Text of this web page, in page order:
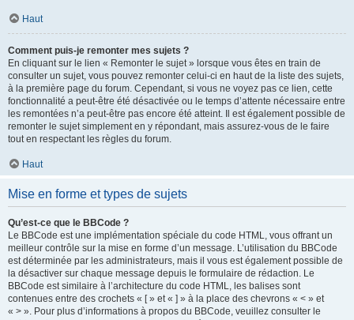
Haut
Comment puis-je remonter mes sujets ?
En cliquant sur le lien « Remonter le sujet » lorsque vous êtes en train de
consulter un sujet, vous pouvez remonter celui-ci en haut de la liste des sujets,
à la première page du forum. Cependant, si vous ne voyez pas ce lien, cette
fonctionnalité a peut-être été désactivée ou le temps d’attente nécessaire entre
les remontées n’a peut-être pas encore été atteint. Il est également possible de
remonter le sujet simplement en y répondant, mais assurez-vous de le faire
tout en respectant les règles du forum.
Haut
Mise en forme et types de sujets
Qu’est-ce que le BBCode ?
Le BBCode est une implémentation spéciale du code HTML, vous offrant un
meilleur contrôle sur la mise en forme d’un message. L’utilisation du BBCode
est déterminée par les administrateurs, mais il vous est également possible de
la désactiver sur chaque message depuis le formulaire de rédaction. Le
BBCode est similaire à l’architecture du code HTML, les balises sont
contenues entre des crochets « [ » et « ] » à la place des chevrons « < » et
« > ». Pour plus d’informations à propos du BBCode, veuillez consulter le